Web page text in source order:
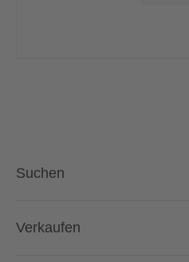
Suchen
Auto kaufen
Verkaufen